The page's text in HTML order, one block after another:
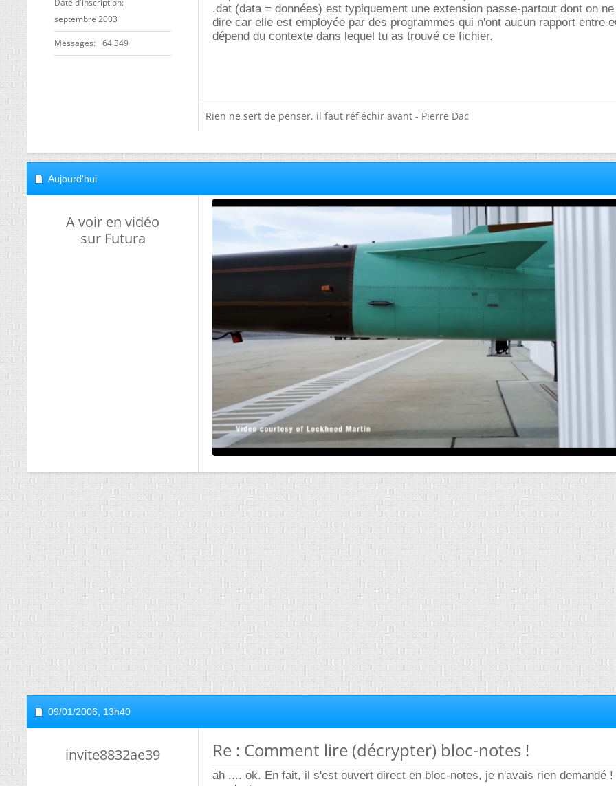
Date d'inscription
septembre 2003
Messages 64 349
.dat (data = données) est typiquement une extension passe-partout dont on
dire car elle est employée par des programmes qui n'ont aucun rapport entre
dépend du contexte dans lequel tu as trouvé ce fichier.
Rien ne sert de penser, il faut réfléchir avant - Pierre Dac
Aujourd'hui
A voir en vidéo
sur Futura
09/01/2006, 13h40
invite8832ae39 Re : Comment lire (décrypter) bloc-notes !
ah .... ok. En fait, il s'est ouvert direct en bloc-notes, je n'avais rien demandé !